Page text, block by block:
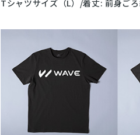
Tシャツサイズ（L）/着丈: 前身ご